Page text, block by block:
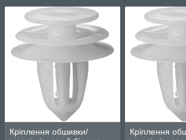
Кріплення обшивки/
Кріплення